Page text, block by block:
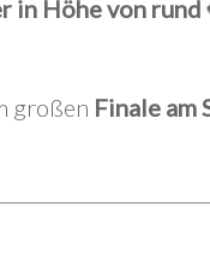
in Höhe von rund
großen Finale am